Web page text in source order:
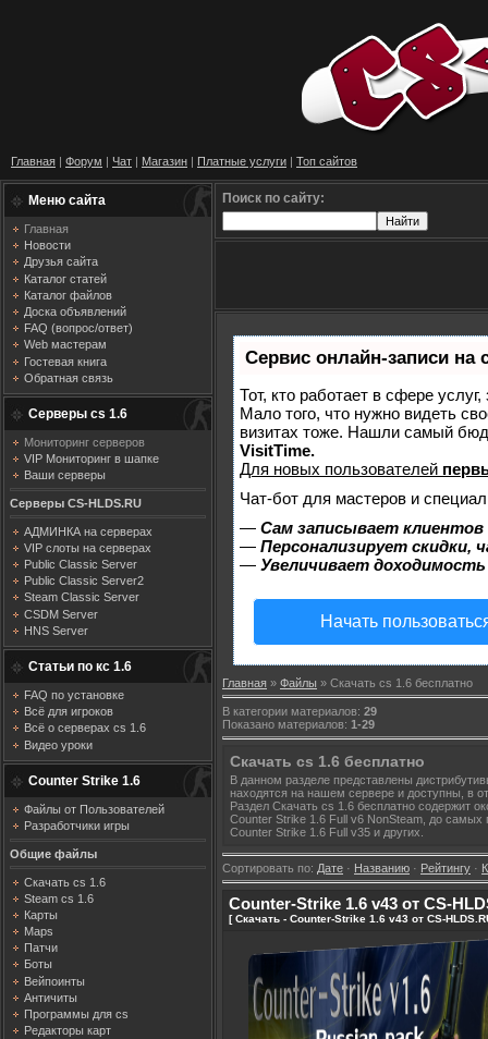
Главная | Форум | Чат | Магазин | Платные услуги | Топ сайтов
Меню сайта
Главная
Новости
Друзья сайта
Каталог статей
Каталог файлов
Доска объявлений
FAQ (вопрос/ответ)
Web мастерам
Гостевая книга
Обратная связь
Серверы cs 1.6
Мониторинг серверов
VIP Мониторинг в шапке
Ваши серверы
Серверы CS-HLDS.RU
АДМИНКА на серверах
VIP слоты на серверах
Public Classic Server
Public Classic Server2
Steam Classic Server
CSDM Server
HNS Server
Статьи по кс 1.6
FAQ по установке
Всё для игроков
Всё о серверах cs 1.6
Видео уроки
Counter Strike 1.6
Файлы от Пользователей
Разработчики игры
Общие файлы
Скачать cs 1.6
Steam cs 1.6
Карты
Maps
Патчи
Боты
Вейпоинты
Античиты
Программы для cs
Редакторы карт
Поиск по сайту:
Сервис онлайн-записи на
Тот, кто работает в сфере
Мало того, что нужно видеть
визитах тоже. Нашли самый
VisitTime.
Для новых пользователей
Чат-бот для мастеров и
— Сам записывает
— Персонализирует скидки,
— Увеличивает
Начать
Главная » Файлы » Скачать cs 1.6 бесплатно
В категории материалов: 29
Показано материалов: 1-29
Скачать cs 1.6 бесплатно
В данном разделе представлены
находятся на нашем сервере и доступны, в
Раздел Скачать cs 1.6 бесплатно содержит
Counter Strike 1.6 Full v6 NonSteam, до самых
Counter Strike 1.6 Full v35 и других.
Сортировать по: Дате · Названию · Рейтингу ·
Counter-Strike 1.6 v43 от CS-
[ Скачать - Counter-Strike 1.6 v43 от CS-